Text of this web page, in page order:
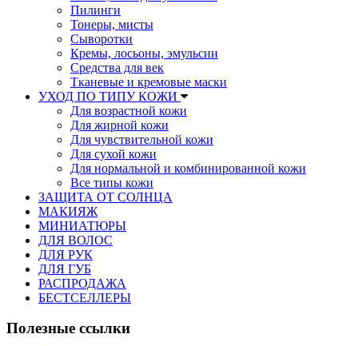
Пилинги
Тонеры, мисты
Сыворотки
Кремы, лосьоны, эмульсии
Средства для век
Тканевые и кремовые маски
УХОД ПО ТИПУ КОЖИ
Для возрастной кожи
Для жирной кожи
Для чувствительной кожи
Для сухой кожи
Для нормальной и комбинированной кожи
Все типы кожи
ЗАЩИТА ОТ СОЛНЦА
МАКИЯЖ
МИНИАТЮРЫ
ДЛЯ ВОЛОС
ДЛЯ РУК
ДЛЯ ГУБ
РАСПРОДАЖА
БЕСТСЕЛЛЕРЫ
Полезные ссылки